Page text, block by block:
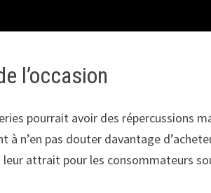
l’occasion
pourrait avoir des répercussions
n’en pas douter davantage
attrait pour les consommateurs